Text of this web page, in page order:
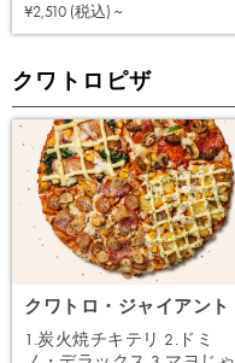
¥2,510 (税込) ~
クワトロピザ
クワトロ・ジャイアント
1.炭火焼チキテリ 2.ドミ